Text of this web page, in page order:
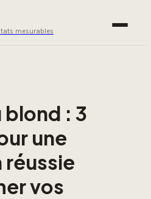
mesurables
blond : 3
une
vos